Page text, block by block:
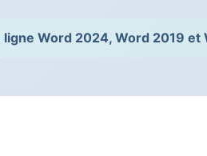
Word 2024, Word 2019 et